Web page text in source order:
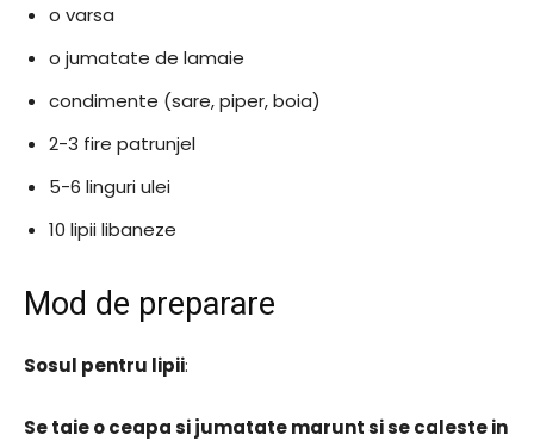
o varsa
o jumatate de lamaie
condimente (sare, piper, boia)
2-3 fire patrunjel
5-6 linguri ulei
10 lipii libaneze
Mod de preparare
Sosul pentru lipii:
Se taie o ceapa si jumatate marunt si se caleste in